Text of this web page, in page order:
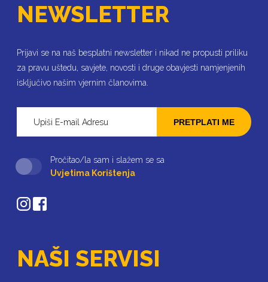
NEWSLETTER
Prijavi se na naš besplatni newsletter i nikad ne propusti priliku
za pravu uštedu, savjete, novosti i druge obavjesti namjenjenih
isključivo našim vjernim članovima.
PRETPLATI ME
Pročitao/la sam i slažem se sa
Uvjetima Korištenja
NAŠI SERVISI